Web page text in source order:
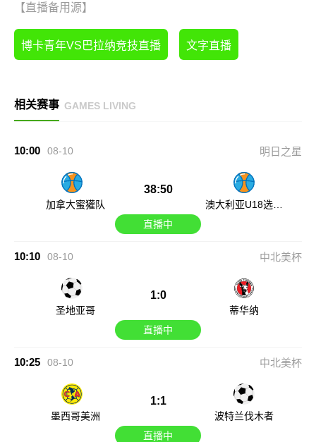
【直播备用源】
博卡青年VS巴拉纳竞技直播 文字直播
相关赛事 GAMES LIVING
10:00 08-10 明日之星
加拿大蜜獾队
38:50
澳大利亚U18选拔
直播中
10:10 08-10 中北美杯
圣地亚哥
1:0
蒂华纳
直播中
10:25 08-10 中北美杯
墨西哥美洲
1:1
波特兰伐木者
直播中